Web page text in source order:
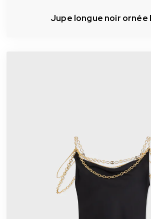
Jupe longue noir ornée